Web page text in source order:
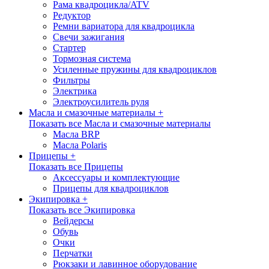
Рама квадроцикла/ATV
Редуктор
Ремни вариатора для квадроцикла
Свечи зажигания
Стартер
Тормозная система
Усиленные пружины для квадроциклов
Фильтры
Электрика
Электроусилитель руля
Масла и смазочные материалы +
Показать все Масла и смазочные материалы
Масла BRP
Масла Polaris
Прицепы +
Показать все Прицепы
Аксессуары и комплектующие
Прицепы для квадроциклов
Экипировка +
Показать все Экипировка
Вейдерсы
Обувь
Очки
Перчатки
Рюкзаки и лавинное оборудование